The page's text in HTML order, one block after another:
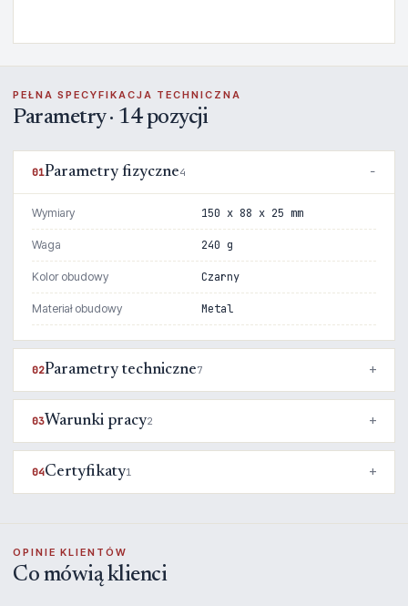
PEŁNA SPECYFIKACJA TECHNICZNA
Parametry · 14 pozycji
01Parametry fizyczne4
Wymiary 150 x 88 x 25 mm
Waga 240 g
Kolor obudowy Czarny
Materiał obudowy Metal
02Parametry techniczne7
03Warunki pracy2
04Certyfikaty1
OPINIE KLIENTÓW
Co mówią klienci